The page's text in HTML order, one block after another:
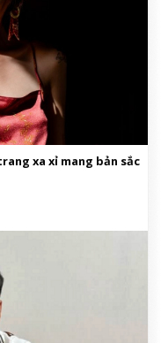
xa xỉ mang bản sắc